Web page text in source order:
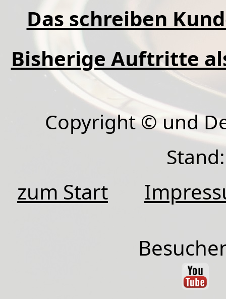
Das schreiben
Bisherige Auftritte
Copyright © und
zum Start